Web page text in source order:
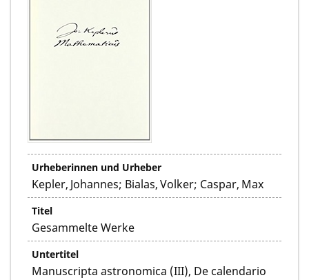
Urheberinnen und Urheber
Kepler, Johannes; Bialas, Volker; Caspar, Max
Titel
Gesammelte Werke
Untertitel
Manuscripta astronomica (III), De calendario